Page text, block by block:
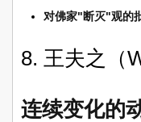
对佛家"断灭"观的
8. 王夫之（
连续变化的